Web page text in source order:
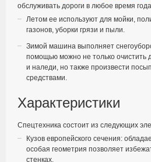
обслуживать дороги в любое время
Летом ее используют для мойки,
газонов, уборки грязи и пыли.
Зимой машина выполняет
помощью можно не только очистить
и наледи, но также произвести
средствами.
Характеристики
Спецтехника состоит из следующих
Кузов европейского сечения:
особая геометрия позволяет
стенках.